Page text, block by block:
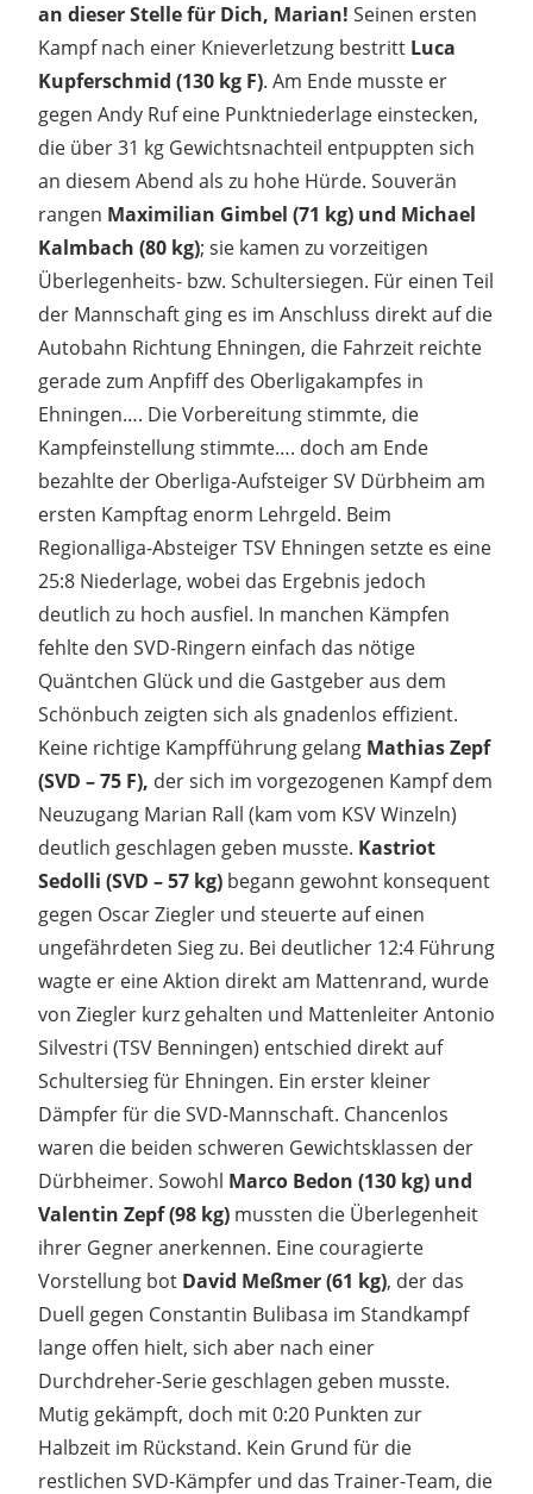
an dieser Stelle für Dich, Marian! Seinen ersten
Kampf nach einer Knieverletzung bestritt Luca
Kupferschmid (130 kg F). Am Ende musste er
gegen Andy Ruf eine Punktniederlage einstecken,
die über 31 kg Gewichtsnachteil entpuppten sich
an diesem Abend als zu hohe Hürde. Souverän
rangen Maximilian Gimbel (71 kg) und Michael
Kalmbach (80 kg); sie kamen zu vorzeitigen
Überlegenheits- bzw. Schultersiegen. Für einen Teil
der Mannschaft ging es im Anschluss direkt auf die
Autobahn Richtung Ehningen, die Fahrzeit reichte
gerade zum Anpfiff des Oberligakampfes in
Ehningen…. Die Vorbereitung stimmte, die
Kampfeinstellung stimmte…. doch am Ende
bezahlte der Oberliga-Aufsteiger SV Dürbheim am
ersten Kampftag enorm Lehrgeld. Beim
Regionalliga-Absteiger TSV Ehningen setzte es eine
25:8 Niederlage, wobei das Ergebnis jedoch
deutlich zu hoch ausfiel. In manchen Kämpfen
fehlte den SVD-Ringern einfach das nötige
Quäntchen Glück und die Gastgeber aus dem
Schönbuch zeigten sich als gnadenlos effizient.
Keine richtige Kampfführung gelang Mathias Zepf
(SVD – 75 F), der sich im vorgezogenen Kampf dem
Neuzugang Marian Rall (kam vom KSV Winzeln)
deutlich geschlagen geben musste. Kastriot
Sedolli (SVD – 57 kg) begann gewohnt konsequent
gegen Oscar Ziegler und steuerte auf einen
ungefährdeten Sieg zu. Bei deutlicher 12:4 Führung
wagte er eine Aktion direkt am Mattenrand, wurde
von Ziegler kurz gehalten und Mattenleiter Antonio
Silvestri (TSV Benningen) entschied direkt auf
Schultersieg für Ehningen. Ein erster kleiner
Dämpfer für die SVD-Mannschaft. Chancenlos
waren die beiden schweren Gewichtsklassen der
Dürbheimer. Sowohl Marco Bedon (130 kg) und
Valentin Zepf (98 kg) mussten die Überlegenheit
ihrer Gegner anerkennen. Eine couragierte
Vorstellung bot David Meßmer (61 kg), der das
Duell gegen Constantin Bulibasa im Standkampf
lange offen hielt, sich aber nach einer
Durchdreher-Serie geschlagen geben musste.
Mutig gekämpft, doch mit 0:20 Punkten zur
Halbzeit im Rückstand. Kein Grund für die
restlichen SVD-Kämpfer und das Trainer-Team, die